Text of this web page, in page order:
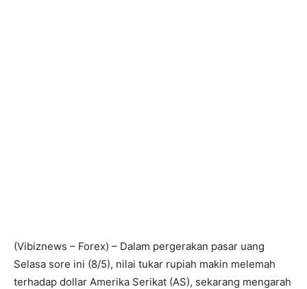
(Vibiznews – Forex) – Dalam pergerakan pasar uang
Selasa sore ini (8/5), nilai tukar rupiah makin melemah
terhadap dollar Amerika Serikat (AS), sekarang mengarah